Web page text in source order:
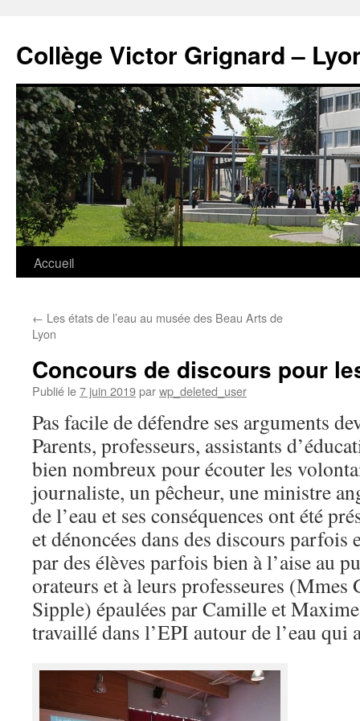
contenu
Collège Victor Grignard –
Accueil
← Les états de l’eau au musée des Beau Arts de
Lyon
Concours de discours pour
Publié le7 juin 2019parwp_deleted_user
Pas facile de défendre ses arguments
Parents, professeurs, assistants
bien nombreux pour écouter les
journaliste, un pêcheur, une ministre
de l’eau et ses conséquences ont été
et dénoncées dans des discours parfois
par des élèves parfois bien à l’aise au
orateurs et à leurs professeures (Mmes
Sipple) épaulées par Camille et
travaillé dans l’EPI autour de l’eau qui